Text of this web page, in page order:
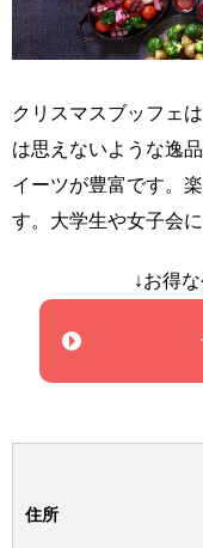
クリスマスブッフェ
は思えないような逸
イーツが豊富です。
す。大学生や女子会に
↓お得
住所